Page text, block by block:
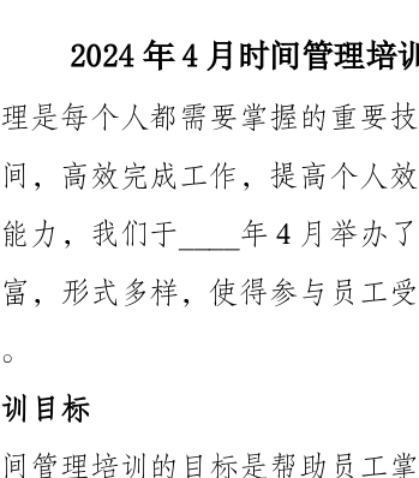
时间管理是每个人都需要掌握的重要技能，它能够帮助我们
升时间管理能力，我们于____年4月举办了时间管理培训。此次
培训内容丰富，形式多样，使得参与员工受益匪浅。以下是本次